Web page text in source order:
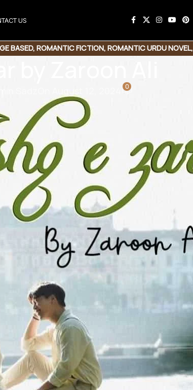
US
BASED, ROMANTIC FICTION, ROMANTIC URDU NOVEL,
by Zaroon Ali
Sadz 0
| College Life | Family Drama | Multi
New Beginnings | Innocence | Humorous
| Cultural Values | Self-Discovery |
| Emotional Journey | Heartfelt Moments
Novel
”میں نے
مجھے نہ تو یہاں
جو میری مدد کر
اور رضا
،سرخ ہوتی ناک کو ایک بار پھر سے